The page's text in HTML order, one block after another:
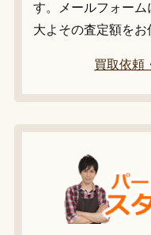
す。メールフォーム
大よその査定額をお
買取依頼